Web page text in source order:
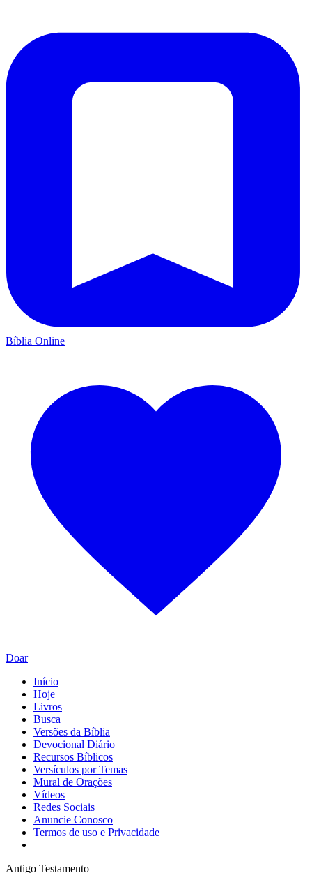
Bíblia Online
Doar
Início
Hoje
Livros
Busca
Versões da Bíblia
Devocional Diário
Recursos Bíblicos
Versículos por Temas
Mural de Orações
Vídeos
Redes Sociais
Anuncie Conosco
Termos de uso e Privacidade
Antigo Testamento